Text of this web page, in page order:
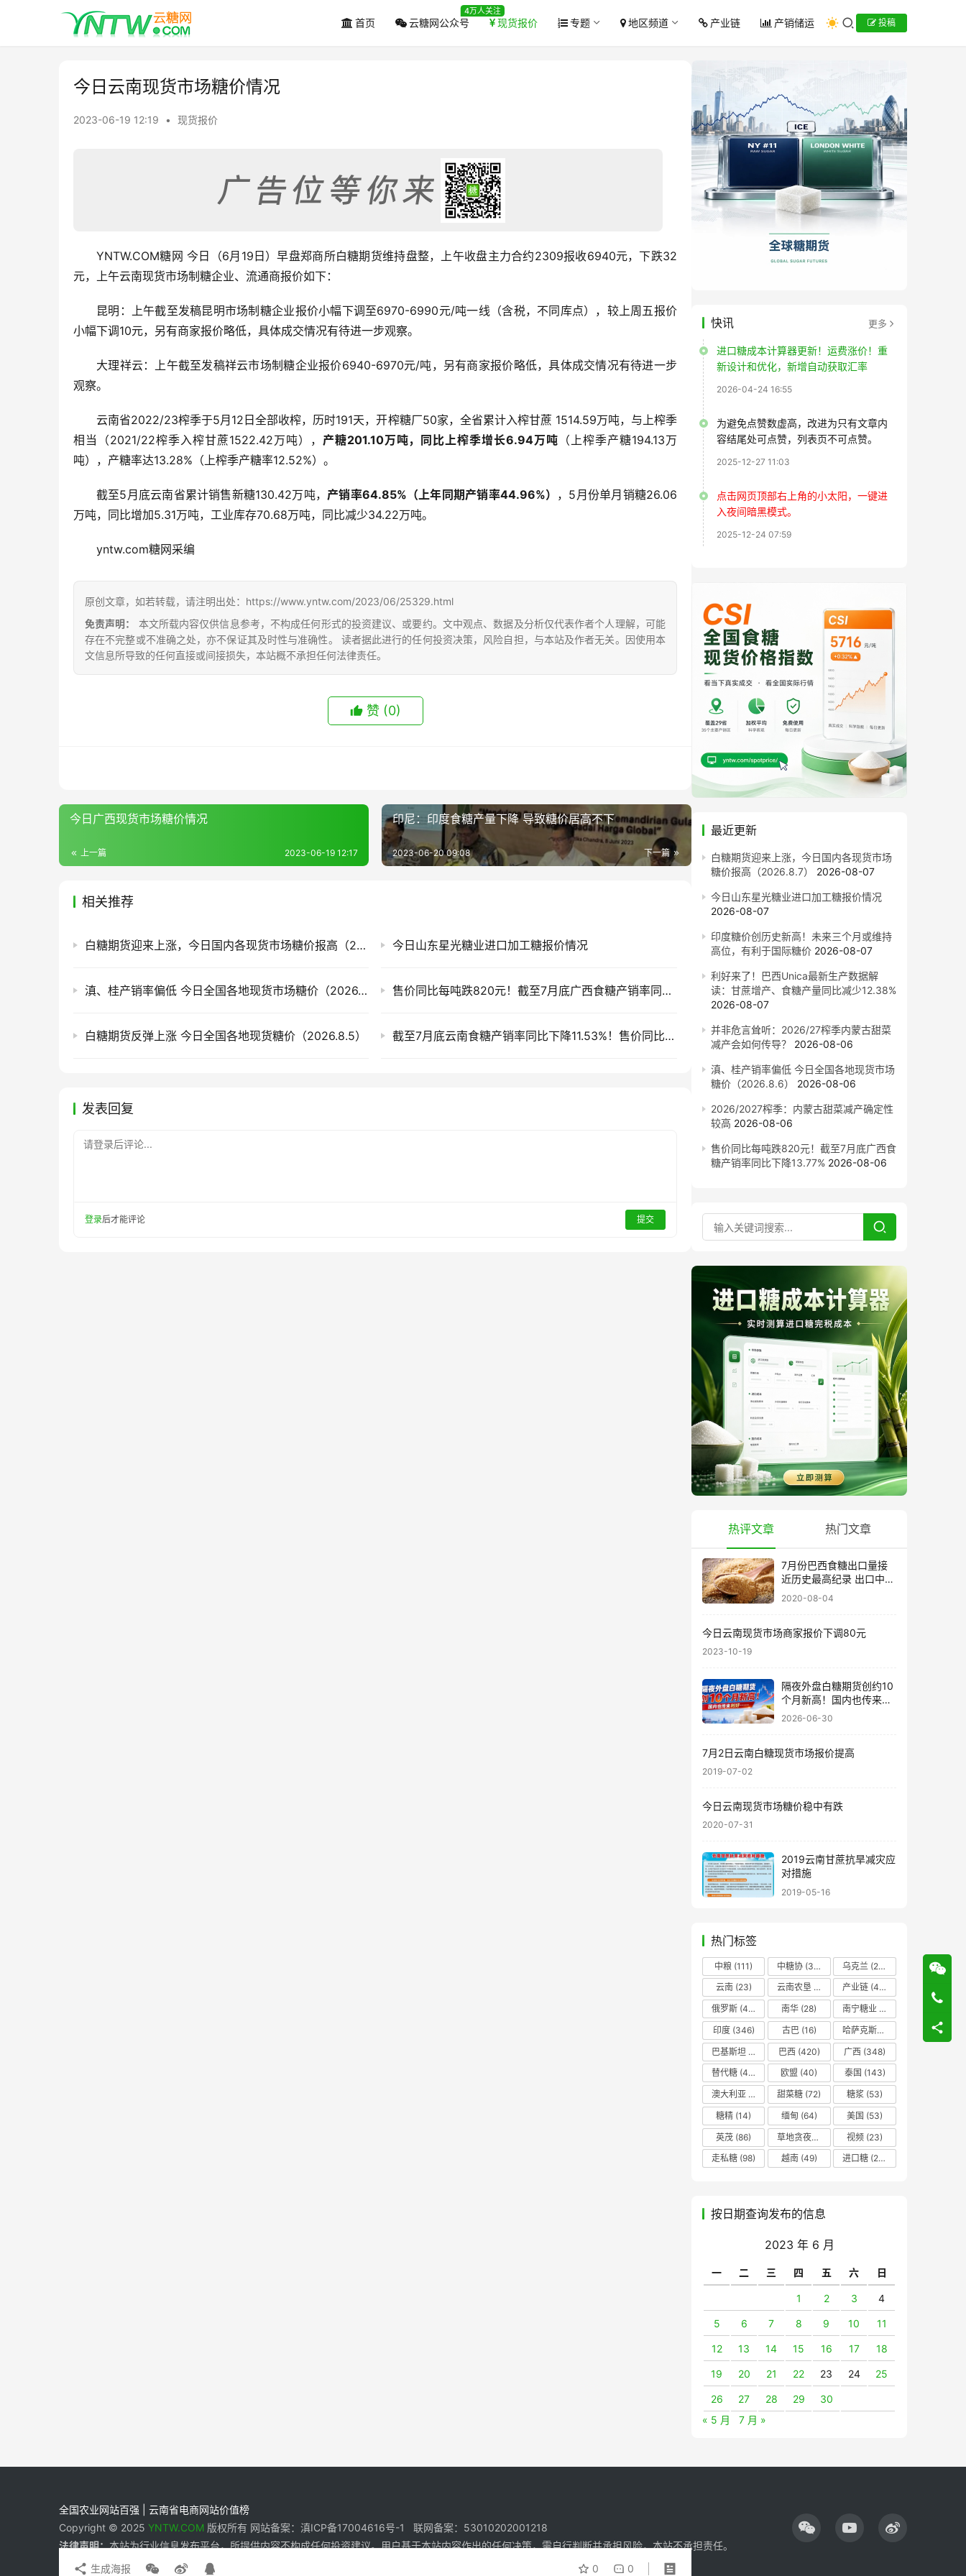
首页 云糖网公众号
4万人关注
现货报价 专题 地区频道 产业链 产销储运 投稿
今日云南现货市场糖价情况
2023-06-19 12:19 • 现货报价
YNTW.COM糖网 今日（6月19日）早盘郑商所白糖期货维持盘整，上午收盘主力合约2309报收6940元，下跌32
元，上午云南现货市场制糖企业、流通商报价如下：
昆明：上午截至发稿昆明市场制糖企业报价小幅下调至6970-6990元/吨一线（含税，不同库点），较上周五报价
小幅下调10元，另有商家报价略低，具体成交情况有待进一步观察。
大理祥云：上午截至发稿祥云市场制糖企业报价6940-6970元/吨，另有商家报价略低，具体成交情况有待进一步
观察。
云南省2022/23榨季于5月12日全部收榨，历时191天，开榨糖厂50家，全省累计入榨甘蔗 1514.59万吨，与上榨季
相当（2021/22榨季入榨甘蔗1522.42万吨）， 产糖201.10万吨，同比上榨季增长6.94万吨 （上榨季产糖194.13万
吨），产糖率达13.28%（上榨季产糖率12.52%）。
截至5月底云南省累计销售新糖130.42万吨， 产销率64.85%（上年同期产销率44.96%） ，5月份单月销糖26.06
万吨，同比增加5.31万吨，工业库存70.68万吨，同比减少34.22万吨。
yntw.com糖网采编
原创文章，如若转载，请注明出处：https://www.yntw.com/2023/06/25329.html
免责声明：
本文所载内容仅供信息参考，不构成任何形式的投资建议、或要约。文中观点、数据及分析仅代表作者个人理解，可能
存在不完整或不准确之处，亦不保证其及时性与准确性。 读者据此进行的任何投资决策，风险自担，与本站及作者无关。因使用本
文信息所导致的任何直接或间接损失，本站概不承担任何法律责任。
赞 (0)
0 0
生成海报
今日广西现货市场糖价情况
上一篇 2023-06-19 12:17
印尼：印度食糖产量下降 导致糖价居高不下
下一篇
2023-06-20 09:08
相关推荐
白糖期货迎来上涨，今日国内各现货市场糖价报高（2026.8.7） 今日山东星光糖业进口加工糖报价情况
滇、桂产销率偏低 今日全国各地现货市场糖价（2026.8.6） 售价同比每吨跌820元！截至7月底广西食糖产销率同比下降13.77%
白糖期货反弹上涨 今日全国各地现货糖价（2026.8.5） 截至7月底云南食糖产销率同比下降11.53%！售价同比下跌900元/吨
发表回复
请登录后评论...
登录后才能评论 提交
快讯 更多
进口糖成本计算器更新！运费涨价！重
新设计和优化，新增自动获取汇率
2026-04-24 16:55
为避免点赞数虚高，改进为只有文章内
容结尾处可点赞，列表页不可点赞。
2025-12-27 11:03
点击网页顶部右上角的小太阳，一键进
入夜间暗黑模式。
2025-12-24 07:59
最近更新
白糖期货迎来上涨，今日国内各现货市场
糖价报高（2026.8.7）
2026-08-07
今日山东星光糖业进口加工糖报价情况
2026-08-07
印度糖价创历史新高！未来三个月或维持
高位，有利于国际糖价 2026-08-07
利好来了！巴西Unica最新生产数据解
读：甘蔗增产、食糖产量同比减少12.38%
2026-08-07
并非危言耸听：2026/27榨季内蒙古甜菜
减产会如何传导？
2026-08-06
滇、桂产销率偏低 今日全国各地现货市场
糖价（2026.8.6）
2026-08-06
2026/2027榨季：内蒙古甜菜减产确定性
较高 2026-08-06
售价同比每吨跌820元！截至7月底广西食
糖产销率同比下降13.77% 2026-08-06
热评文章 热门文章
7月份巴西食糖出口量接
近历史最高纪录 出口中国
超40万吨
2020-08-04
今日云南现货市场商家报价下调80元
2023-10-19
隔夜外盘白糖期货创约10
个月新高！国内也传来利
好……
2026-06-30
7月2日云南白糖现货市场报价提高
2019-07-02
今日云南现货市场糖价稳中有跌
2020-07-31
2019云南甘蔗抗旱减灾应
对措施
2019-05-16
热门标签
中粮 (111) 中糖协 (37) 乌克兰 (20)
云南(23) 云南农垦 产业链 (42)
俄罗斯 (43) 南华 (28) 南宁糖业
印度(346) 古巴(16) 哈萨克斯坦
巴基斯坦
巴西(420) 广西 (348)
替代糖 (48) 欧盟 (40) 泰国 (143)
澳大利亚
甜菜糖 (72) 糖浆 (53)
糖精 (14) 缅甸 (64) 美国 (53)
英茂 (86) 草地贪夜蛾 视频 (23)
走私糖 (98) 越南(49) 进口糖 (236)
按日期查询发布的信息
2023 年 6 月
一 二 三 四 五 六 日
1 2 3 4
5 6 7 8 9 10 11
12 13 14 15 16 17 18
19 20 21 22 23 24 25
26 27 28 29
30
« 5 月
7 月 »
全国农业网站百强 | 云南省电商网站价值榜
Copyright © 2025 YNTW.COM 版权所有 网站备案：滇ICP备17004616号-1 联网备案：53010202001218
法律声明：本站为行业信息发布平台，所提供内容不构成任何投资建议。用户基于本站内容作出的任何决策，需自行判断并承担风险，本站不承担责任。